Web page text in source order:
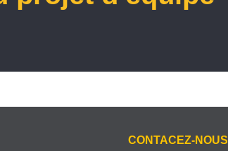
CONTACEZ-NOUS